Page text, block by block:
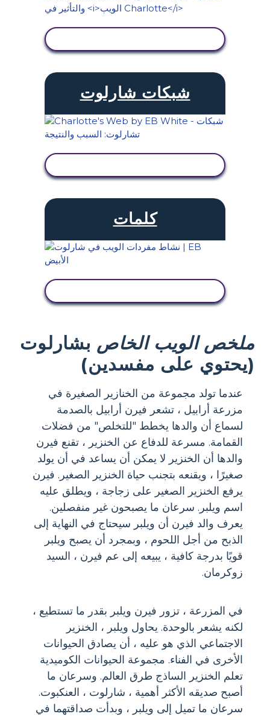
شبكات شارلوت
كلمات
ملخص الويب الخاص بشارلوت
(يحتوي على مفسدين)
عندما تولد مجموعة من الخنازير الصغيرة في
مزرعة أرابيل ، تشعر فيرن أرابيل بالصدمة
لسماع أن والدها يخطط "للتخلص" من فضلات
القمامة. مسرعة للدفاع عن الخنزير ، تقنع فيرن
والدها أن الخنزير لا يمكن أن يساعد في أن يولد
صغيرًا ، ويقنعه بتجنب حياة الخنزير الصغير. فيرن
يرفع الخنزير الصغير على زجاجة ، ويطلق عليه
اسم ويلبر. سرعان ما يصبحون غير منفصلين.
يعرف والد فيرن أن ويلبر سيحتاج في النهاية إلى
الذبح من أجل اللحوم ، وبمجرد أن يصبح ويلبر
قويًا بدرجة كافية ، يبيعه إلى عم فيرن ، السيد
زوكرمان.
في المزرعة ، تزور فيرن ويلبر بقدر ما تستطيع ،
لكنه يشعر بالوحدة. يحاول ويلبر ، الخنزير
الاجتماعي الذي هو عليه ، أن يصادق الحيوانات
الأخرى في الفناء. مجموعة الحيوانات الكوميدية
تعلم الخنزير الساذج طرق العالم. وسرعان ما
أصبح صديقه الأكثر أهمية ، شارلوت ، العنكبوت.
سرعان ما تميل إلى ويلبر ، وبدأت صداقتهما في